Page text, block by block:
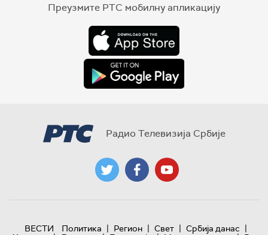
Преузмите РТС мобилну апликацију
Радио Телевизија Србије
ВЕСТИ Политика | Регион | Свет | Србија данас |